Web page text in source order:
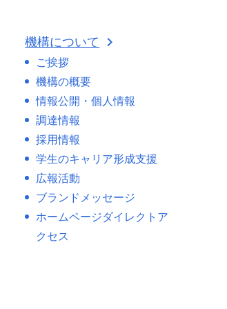
機構について
ご挨拶
機構の概要
情報公開・個人情報
調達情報
採用情報
学生のキャリア形成支援
広報活動
ブランドメッセージ
ホームページダイレクトア
クセス